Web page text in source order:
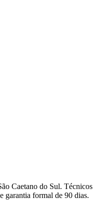
Caetano do Sul. Técnicos
garantia formal de 90 dias.